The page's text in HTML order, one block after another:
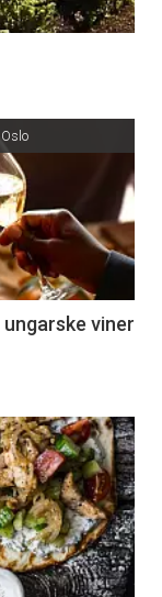
viner